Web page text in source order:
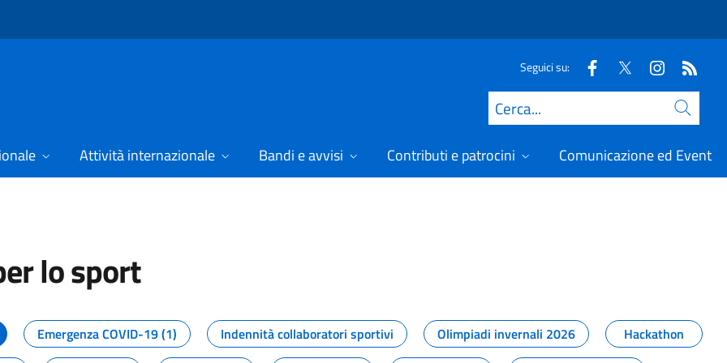
Seguici su:
Cerca
Attività internazionale Bandi e avvisi Contributi e patrocini Comunicazione ed Eventi
lo sport
dal Dipartimento per lo sport
Emergenza COVID-19 (1) Indennità collaboratori sportivi Olimpiadi invernali 2026
Hackathon